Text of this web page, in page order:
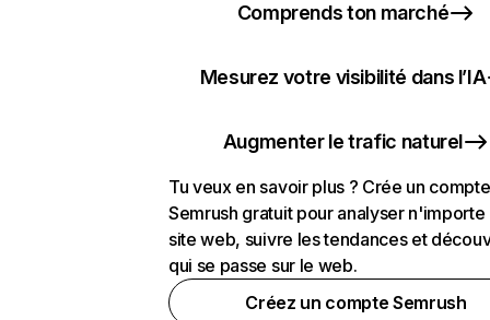
Comprends ton marché
Mesurez votre visibilité dans l’IA
Augmenter le trafic naturel
Tu veux en savoir plus ? Crée un compte
Semrush gratuit pour analyser n'importe
site web, suivre les tendances et
qui se passe sur le web.
Créez un compte Semrush